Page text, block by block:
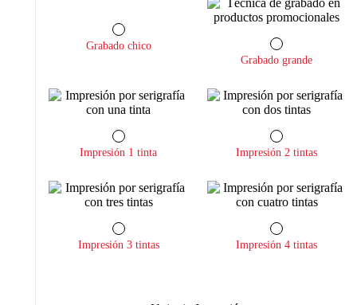
Grabado chico
Grabado grande
Impresión 1 tinta Impresión 2 tintas
Impresión 3 tintas Impresión 4 tintas